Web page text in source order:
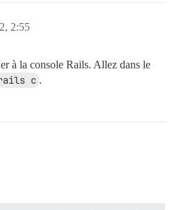
2:55
à la console Rails. Allez dans le
c .